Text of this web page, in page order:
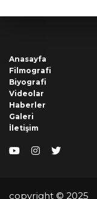
Anasayfa
Filmografi
Biyografi
Videolar
Haberler
Galeri
İletişim
copyright © 2025